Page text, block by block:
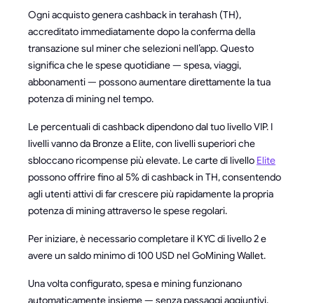
Ogni acquisto genera cashback in terahash (TH),
accreditato immediatamente dopo la conferma della
transazione sul miner che selezioni nell’app. Questo
significa che le spese quotidiane — spesa, viaggi,
abbonamenti — possono aumentare direttamente la tua
potenza di mining nel tempo.
Le percentuali di cashback dipendono dal tuo livello VIP. I
livelli vanno da Bronze a Elite, con livelli superiori che
sbloccano ricompense più elevate. Le carte di livello Elite
possono offrire fino al 5% di cashback in TH, consentendo
agli utenti attivi di far crescere più rapidamente la propria
potenza di mining attraverso le spese regolari.
Per iniziare, è necessario completare il KYC di livello 2 e
avere un saldo minimo di 100 USD nel GoMining Wallet.
Una volta configurato, spesa e mining funzionano
automaticamente insieme — senza passaggi aggiuntivi.